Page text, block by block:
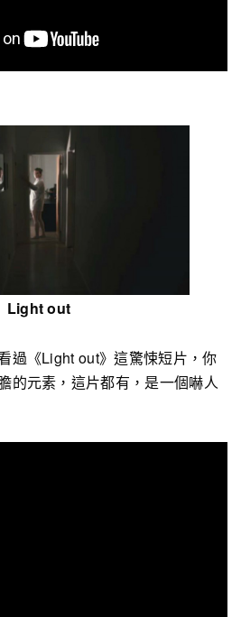
Light out
過《Light out》這驚悚短片，你
的元素，這片都有，是一個嚇人